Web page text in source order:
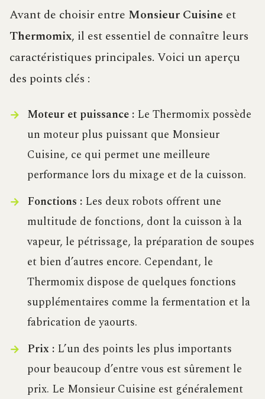
Avant de choisir entre Monsieur Cuisine et
Thermomix, il est essentiel de connaître leurs
caractéristiques principales. Voici un aperçu
des points clés :
Moteur et puissance :Le Thermomix possède
un moteur plus puissant que Monsieur
Cuisine, ce qui permet une meilleure
performance lors du mixage et de la cuisson.
Fonctions :Les deux robots offrent une
multitude de fonctions, dont la cuisson à la
vapeur, le pétrissage, la préparation de soupes
et bien d’autres encore. Cependant, le
Thermomix dispose de quelques fonctions
supplémentaires comme la fermentation et la
fabrication de yaourts.
Prix :L’un des points les plus importants
pour beaucoup d’entre vous est sûrement le
prix. Le Monsieur Cuisine est généralement